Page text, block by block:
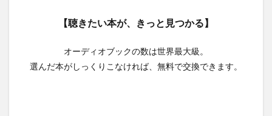
【聴きたい本が、きっと見つかる】
オーディオブックの数は世界最大級。
選んだ本がしっくりこなければ、無料で交換できます。